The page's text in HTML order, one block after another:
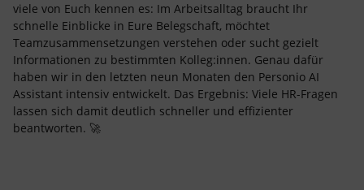
viele von Euch kennen es: Im Arbeitsalltag braucht Ihr
schnelle Einblicke in Eure Belegschaft, möchtet
Teamzusammensetzungen verstehen oder sucht gezielt
Informationen zu bestimmten Kolleg:innen. Genau dafür
haben wir in den letzten neun Monaten den Personio AI
Assistant intensiv entwickelt. Das Ergebnis: Viele HR-Fragen
lassen sich damit deutlich schneller und effizienter
beantworten. 🚀